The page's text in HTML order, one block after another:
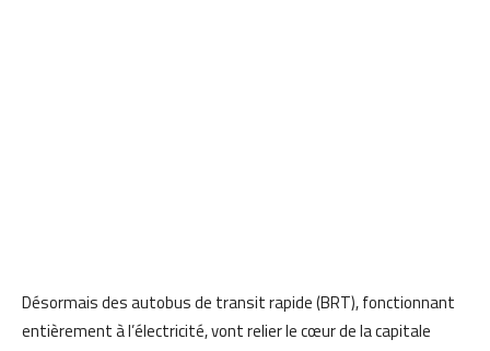
Désormais des autobus de transit rapide (BRT), fonctionnant
entièrement à l’électricité, vont relier le cœur de la capitale